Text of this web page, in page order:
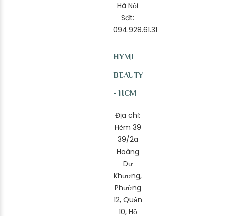
Hà Nội
Sđt:
094.928.61.31
HYMI
BEAUTY
- HCM
Địa chỉ:
Hẻm 39
39/2a
Hoàng
Dư
Khương,
Phường
12, Quận
10, Hồ